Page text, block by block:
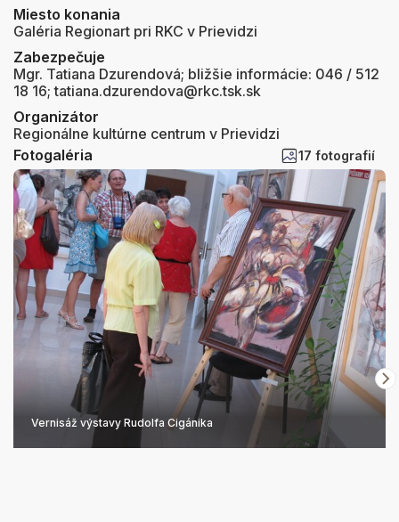
Miesto konania
Galéria Regionart pri RKC v Prievidzi
Zabezpečuje
Mgr. Tatiana Dzurendová; bližšie informácie: 046 / 512
18 16; tatiana.dzurendova@rkc.tsk.sk
Organizátor
Regionálne kultúrne centrum v Prievidzi
Fotogaléria
17 fotografií
Vernisáž výstavy Rudolfa Cigánika